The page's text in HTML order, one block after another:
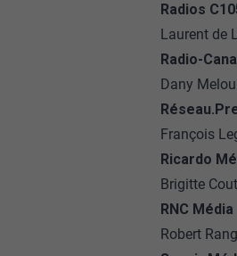
Radios
Laurent de
Radio-
Dany
François
Ricardo
Brigitte
RNC Média
Robert